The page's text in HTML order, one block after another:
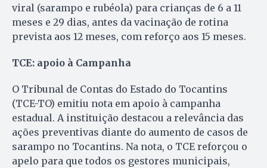
viral (sarampo e rubéola) para crianças de 6 a 11
meses e 29 dias, antes da vacinação de rotina
prevista aos 12 meses, com reforço aos 15 meses.
TCE: apoio à Campanha
O Tribunal de Contas do Estado do Tocantins
(TCE-TO) emitiu nota em apoio à campanha
estadual. A instituição destacou a relevância das
ações preventivas diante do aumento de casos de
sarampo no Tocantins. Na nota, o TCE reforçou o
apelo para que todos os gestores municipais,